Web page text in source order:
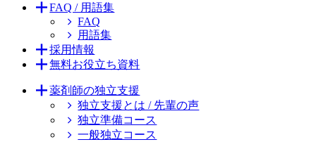
FAQ / 用語集
FAQ
用語集
採用情報
無料お役立ち資料
薬剤師の独立支援
独立支援とは / 先輩の声
独立準備コース
一般独立コース